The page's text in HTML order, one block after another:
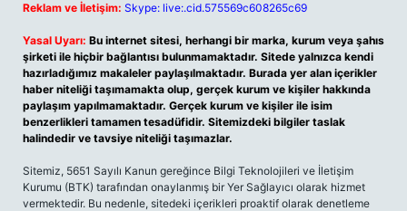
Reklam ve İletişim: Skype: live:.cid.575569c608265c69
Yasal Uyarı: Bu internet sitesi, herhangi bir marka, kurum veya şahıs
şirketi ile hiçbir bağlantısı bulunmamaktadır. Sitede yalnızca kendi
hazırladığımız makaleler paylaşılmaktadır. Burada yer alan içerikler
haber niteliği taşımamakta olup, gerçek kurum ve kişiler hakkında
paylaşım yapılmamaktadır. Gerçek kurum ve kişiler ile isim
benzerlikleri tamamen tesadüfidir. Sitemizdeki bilgiler taslak
halindedir ve tavsiye niteliği taşımazlar.
Sitemiz, 5651 Sayılı Kanun gereğince Bilgi Teknolojileri ve İletişim
Kurumu (BTK) tarafından onaylanmış bir Yer Sağlayıcı olarak hizmet
vermektedir. Bu nedenle, sitedeki içerikleri proaktif olarak denetleme